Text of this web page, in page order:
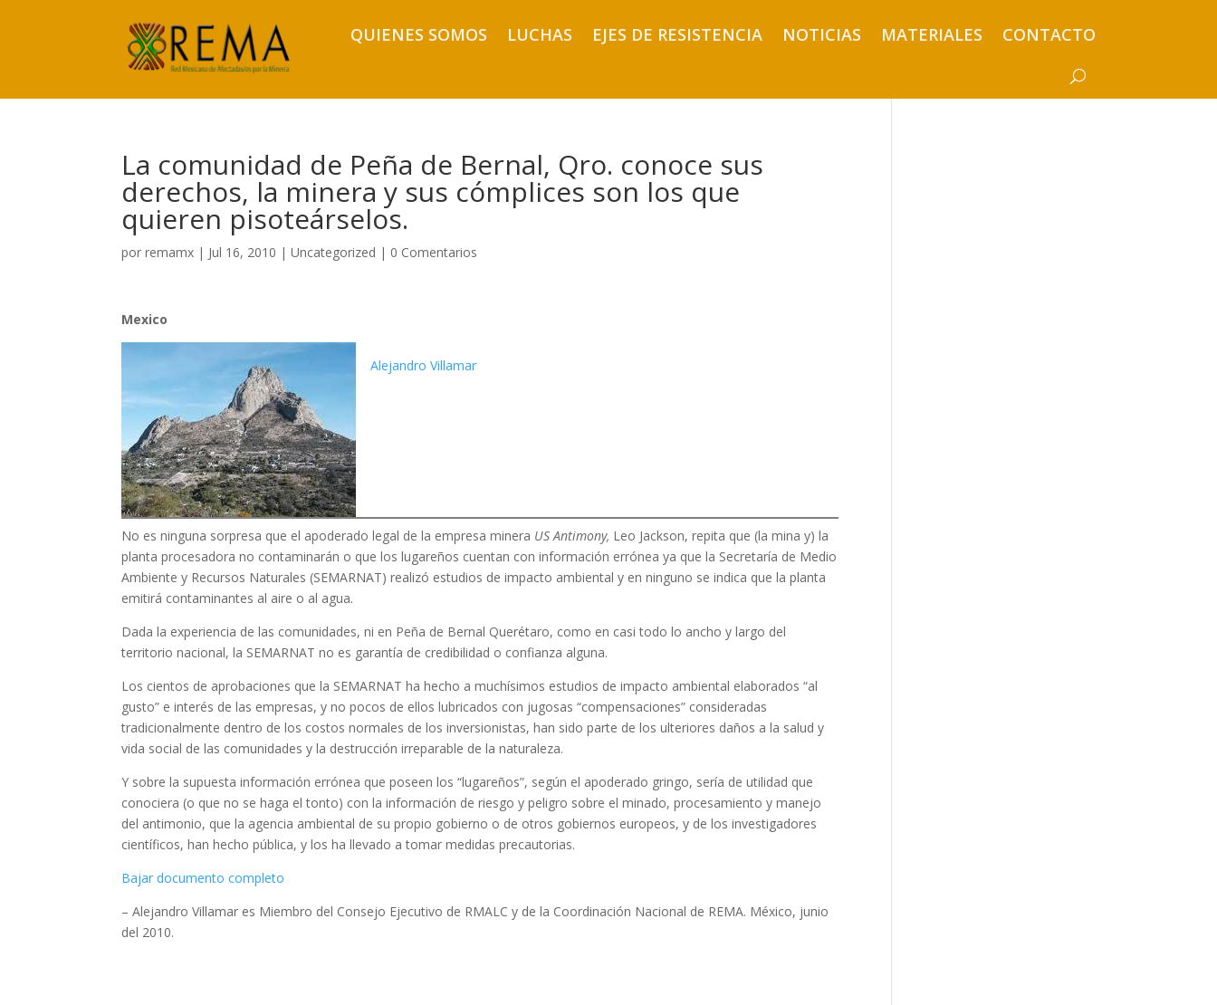
QUIENES SOMOS LUCHAS EJES DE RESISTENCIA NOTICIAS MATERIALES CONTACTO
La comunidad de Peña de Bernal, Qro. conoce sus
derechos, la minera y sus cómplices son los que
quieren pisoteárselos.
porremamx | Jul 16, 2010 |Uncategorized | 0 Comentarios
Mexico
Alejandro Villamar
No es ninguna sorpresa que el apoderado legal de la empresa minera US Antimony, Leo Jackson, repita que (la mina y) la
planta procesadora no contaminarán o que los lugareños cuentan con información errónea ya que la Secretaría de Medio
Ambiente y Recursos Naturales (SEMARNAT) realizó estudios de impacto ambiental y en ninguno se indica que la planta
emitirá contaminantes al aire o al agua.
Dada la experiencia de las comunidades, ni en Peña de Bernal Querétaro, como en casi todo lo ancho y largo del
territorio nacional, la SEMARNAT no es garantía de credibilidad o confianza alguna.
Los cientos de aprobaciones que la SEMARNAT ha hecho a muchísimos estudios de impacto ambiental elaborados “al
gusto” e interés de las empresas, y no pocos de ellos lubricados con jugosas “compensaciones” consideradas
tradicionalmente dentro de los costos normales de los inversionistas, han sido parte de los ulteriores daños a la salud y
vida social de las comunidades y la destrucción irreparable de la naturaleza.
Y sobre la supuesta información errónea que poseen los “lugareños”, según el apoderado gringo, sería de utilidad que
conociera (o que no se haga el tonto) con la información de riesgo y peligro sobre el minado, procesamiento y manejo
del antimonio, que la agencia ambiental de su propio gobierno o de otros gobiernos europeos, y de los investigadores
científicos, han hecho pública, y los ha llevado a tomar medidas precautorias.
Bajar documento completo
– Alejandro Villamar es Miembro del Consejo Ejecutivo de RMALC y de la Coordinación Nacional de REMA. México, junio
del 2010.